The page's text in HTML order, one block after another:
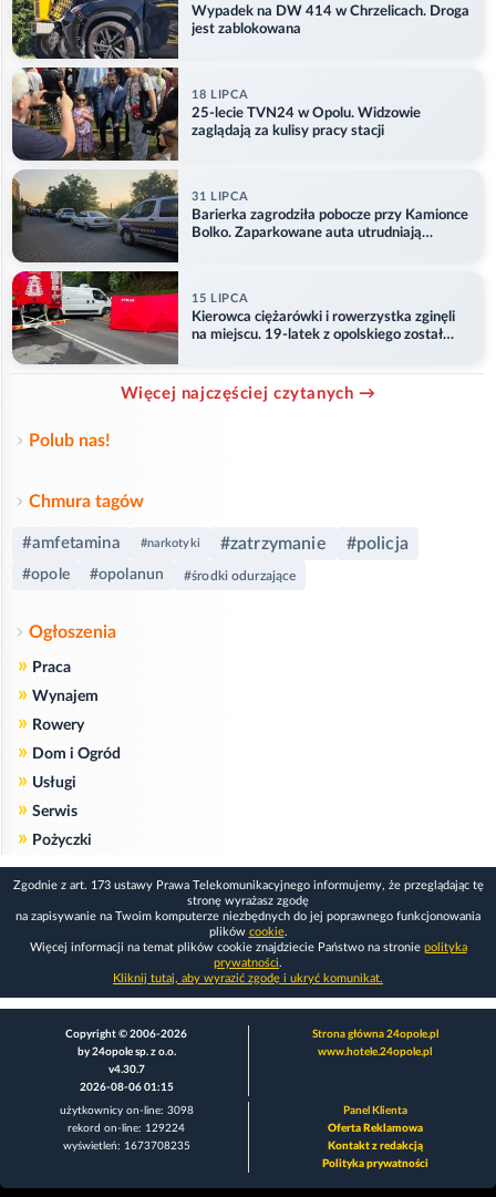
Wypadek na DW 414 w Chrzelicach. Droga
jest zablokowana
18 LIPCA
25-lecie TVN24 w Opolu. Widzowie
zaglądają za kulisy pracy stacji
31 LIPCA
Barierka zagrodziła pobocze przy Kamionce
Bolko. Zaparkowane auta utrudniają
15 LIPCA
Kierowca ciężarówki i rowerzystka zginęli
na miejscu. 19-latek z opolskiego został
Więcej najczęściej czytanych →
Polub nas!
Chmura tagów
#amfetamina #narkotyki #zatrzymanie #policja
#opole #opolanun #środki odurzające
Ogłoszenia
» Praca
» Wynajem
» Rowery
» Dom i Ogród
» Usługi
» Serwis
» Pożyczki
Zgodnie z art. 173 ustawy Prawa Telekomunikacyjnego informujemy, że przeglądając tę
stronę wyrażasz zgodę
na zapisywanie na Twoim komputerze niezbędnych do jej poprawnego funkcjonowania
plików cookie.
Więcej informacji na temat plików cookie znajdziecie Państwo na stronie polityka
prywatności.
Kliknij tutaj, aby wyrazić zgodę i ukryć komunikat.
Copyright © 2006-2026
by 24opole sp. z o.o.
v4.30.7
2026-08-06 01:15
Strona główna 24opole.pl
www.hotele.24opole.pl
użytkownicy on-line: 3098
rekord on-line: 129224
wyświetleń: 1673708235
Panel Klienta
Oferta Reklamowa
Kontakt z redakcją
Polityka prywatności